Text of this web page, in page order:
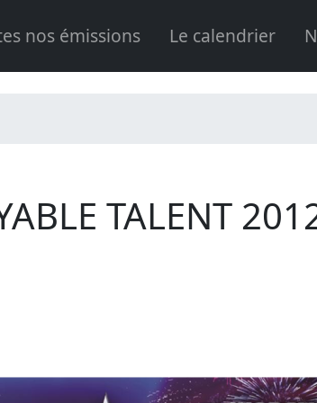
nos émissions Le calendrier
TALENT